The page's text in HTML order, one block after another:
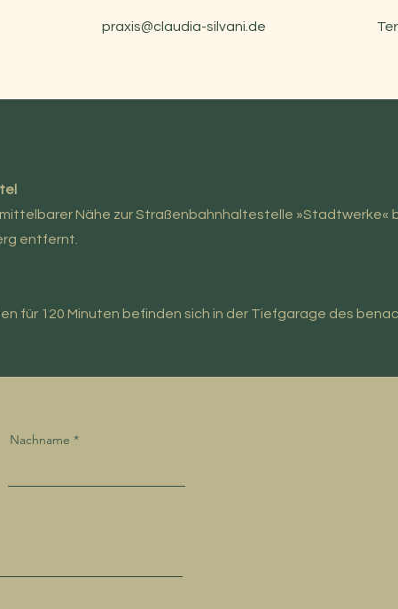
praxis@claudia-silvani.de
Nähe zur Straßenbahnhaltestelle »Stadtwerke«
entfernt.
für 120 Minuten befinden sich in der Tiefgarage des
Nachname